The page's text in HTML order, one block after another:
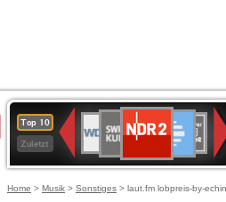
Top 10
Zuletzt
Deutschlandfunk
80er
90er
OLDIE
ANTENNE
SWR3
WDR
4
BR-
KLASSIK
Deutschlandfunk
Kultur
ANTENNE
BAYERN
2
Kultur
2
Home > Musik > Sonstiges > laut.fm lobpreis-by-